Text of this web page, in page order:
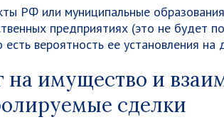
РФ или муниципальные
предприятиях (это не будет
есть вероятность ее установления на
на имущество и
сделки